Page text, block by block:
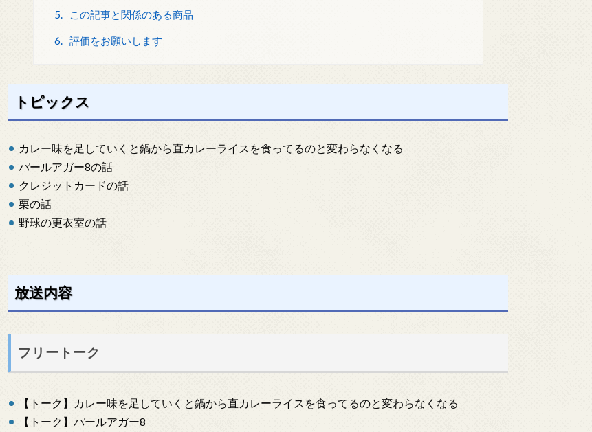
5. この記事と関係のある商品
6. 評価をお願いします
トピックス
カレー味を足していくと鍋から直カレーライスを食ってるのと変わらなくなる
パールアガー8の話
クレジットカードの話
栗の話
野球の更衣室の話
放送内容
フリートーク
【トーク】カレー味を足していくと鍋から直カレーライスを食ってるのと変わらなくなる
【トーク】パールアガー8